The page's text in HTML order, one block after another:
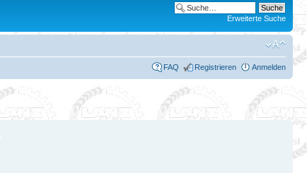
Erweiterte Suche
FAQ Registrieren Anmelden